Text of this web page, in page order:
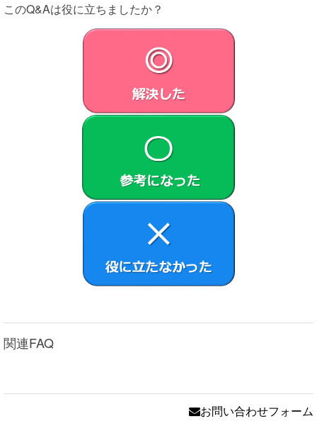
このQ&Aは役に立ちましたか？
関連FAQ
お問い合わせフォーム